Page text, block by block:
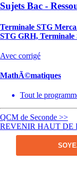
Sujets Bac -
Terminale STG
STG GRH, Terminale
Avec corrigé
MathÃ©matiques
Tout le
QCM de Seconde >>
REVENIR HAUT DE